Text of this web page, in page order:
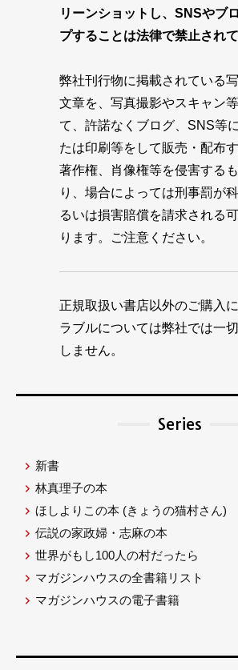
リーンショットし、SNSやブ
プすることは法律で禁止されて
弊社刊行物に掲載されている
文章を、写真撮影やスキャン
て、許諾なくブログ、SNS等
たは印刷等をして販売・配布
著作権、肖像権等を侵害する
り、場合によっては刑事罰が
るいは損害賠償を請求される
ります。ご注意ください。
正規取扱い書店以外のご購入
ラブルについては弊社では一
しません。
Series
新書
林真理子の本
ほしよりこの本 (きょうの猫村さん)
伝説の家政婦・志麻の本
世界がもし100人の村だったら
マガジンハウスの全書籍リスト
マガジンハウスの電子書籍